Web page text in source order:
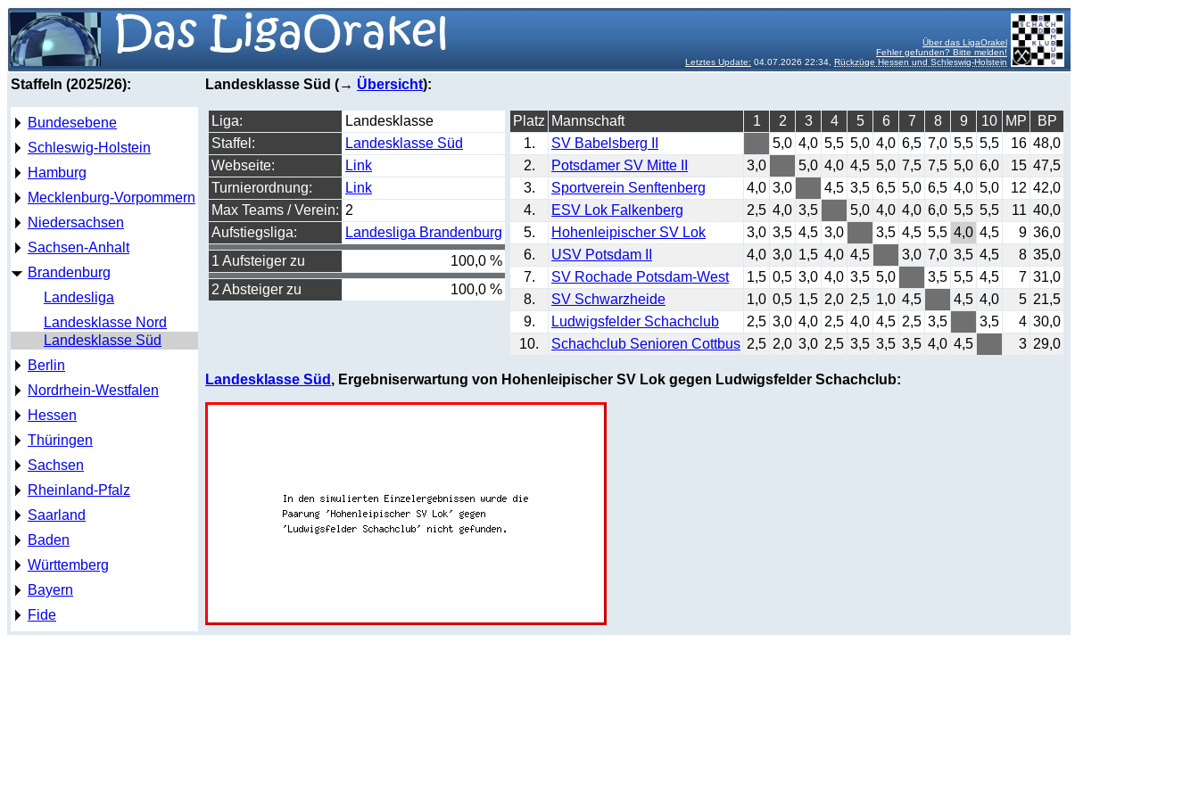
Über das LigaOrakel
Fehler gefunden? Bitte melden!
Letztes Update: 04.07.2026 22:34, Rückzüge Hessen und Schleswig-Holstein
Staffeln (2025/26):
Bundesebene
Schleswig-Holstein
Hamburg
Mecklenburg-Vorpommern
Niedersachsen
Sachsen-Anhalt
Brandenburg
Landesliga
Landesklasse Nord
Landesklasse Süd
Berlin
Nordrhein-Westfalen
Hessen
Thüringen
Sachsen
Rheinland-Pfalz
Saarland
Baden
Württemberg
Bayern
Fide
Landesklasse Süd (→ Übersicht):
Liga:
Landesklasse
Staffel:
Landesklasse Süd
Webseite:
Link
Turnierordnung:
Link
Max Teams / Verein: 2
Aufstiegsliga:
Landesliga Brandenburg
1 Aufsteiger zu
100,0 %
2 Absteiger zu
100,0 %
Platz Mannschaft 1 2 3 4 5 6 7 8 9 10 MP
BP
1.
SV Babelsberg II 5,0 4,0 5,5 5,0 4,0 6,5 7,0 5,5 5,5 16 48,0
2.
Potsdamer SV Mitte II 3,0 5,0 4,0 4,5 5,0 7,5 7,5 5,0 6,0 15 47,5
3.
Sportverein Senftenberg 4,0 3,0 4,5 3,5 6,5 5,0 6,5 4,0 5,0 12 42,0
4.
ESV Lok Falkenberg 2,5 4,0 3,5 5,0 4,0 4,0 6,0 5,5 5,5 11 40,0
5.
Hohenleipischer SV Lok 3,0 3,5 4,5 3,0 3,5 4,5 5,5 4,0 4,5 9 36,0
6.
USV Potsdam II 4,0 3,0 1,5 4,0 4,5 3,0 7,0 3,5 4,5 8 35,0
7.
SV Rochade Potsdam-West 1,5 0,5 3,0 4,0 3,5 5,0 3,5 5,5 4,5 7 31,0
8.
SV Schwarzheide 1,0 0,5 1,5 2,0 2,5 1,0 4,5 4,5 4,0 5 21,5
9.
Ludwigsfelder Schachclub 2,5 3,0 4,0 2,5 4,0 4,5 2,5 3,5 3,5 4 30,0
10.
Schachclub Senioren Cottbus 2,5 2,0 3,0 2,5 3,5 3,5 3,5 4,0 4,5 3 29,0
Landesklasse Süd , Ergebniserwartung von Hohenleipischer SV Lok gegen Ludwigsfelder Schachclub: